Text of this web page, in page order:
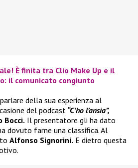
È finita tra Clio Make Up e il
il comunicato congiunto
della sua esperienza al
del podcast “C’ho l’ansia”,
Bocci. Il presentatore gli ha dato
dovuto farne una classifica. Al
Alfonso Signorini. E dietro questa